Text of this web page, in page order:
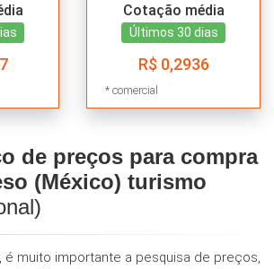
Cotação média
Últimos 30 dias
R$ 0,2936
* comercial
de preços para compra
(México) turismo
é muito importante a pesquisa de preços,